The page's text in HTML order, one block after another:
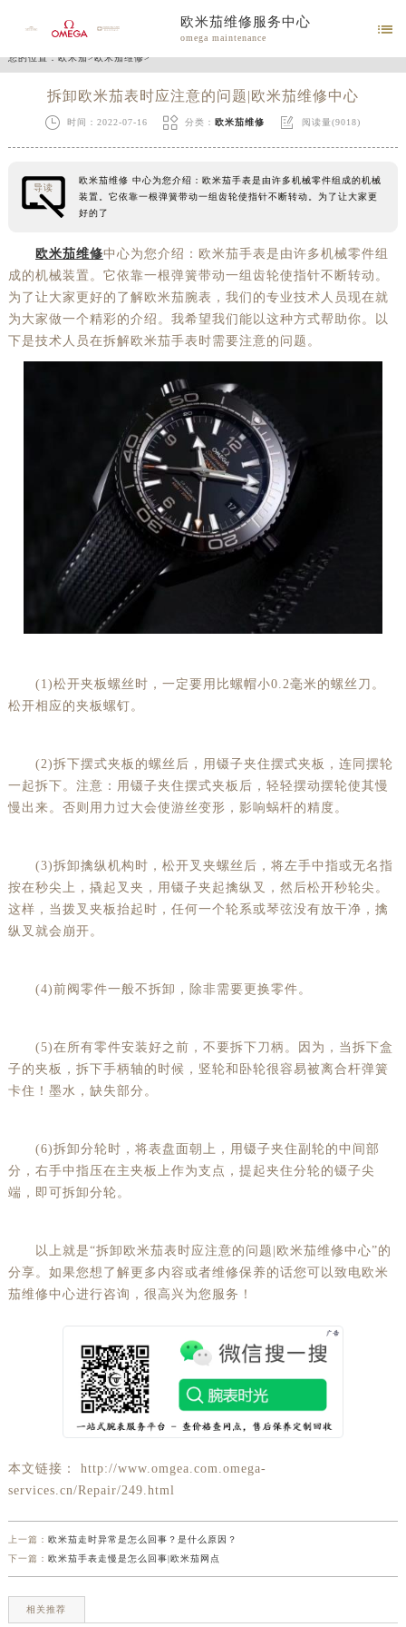
欧米茄维修服务中心
omega maintenance

您的位置：欧米茄>欧米茄维修>
拆卸欧米茄表时应注意的问题|欧米茄维修中心
 时间：2022-07-16  分类：欧米茄维修  阅读量(9018)
导读
欧米茄维修 中心为您介绍：欧米茄手表是由许多机械零件组成的机械
装置。它依靠一根弹簧带动一组齿轮使指针不断转动。为了让大家更
好的了
欧米茄维修中心为您介绍：欧米茄手表是由许多机械零件组
成的机械装置。它依靠一根弹簧带动一组齿轮使指针不断转动。
为了让大家更好的了解欧米茄腕表，我们的专业技术人员现在就
为大家做一个精彩的介绍。我希望我们能以这种方式帮助你。以
下是技术人员在拆解欧米茄手表时需要注意的问题。
(1)松开夹板螺丝时，一定要用比螺帽小0.2毫米的螺丝刀。
松开相应的夹板螺钉。
(2)拆下摆式夹板的螺丝后，用镊子夹住摆式夹板，连同摆轮
一起拆下。注意：用镊子夹住摆式夹板后，轻轻摆动摆轮使其慢
慢出来。否则用力过大会使游丝变形，影响蜗杆的精度。
(3)拆卸擒纵机构时，松开叉夹螺丝后，将左手中指或无名指
按在秒尖上，撬起叉夹，用镊子夹起擒纵叉，然后松开秒轮尖。
这样，当拨叉夹板抬起时，任何一个轮系或琴弦没有放干净，擒
纵叉就会崩开。
(4)前阀零件一般不拆卸，除非需要更换零件。
(5)在所有零件安装好之前，不要拆下刀柄。因为，当拆下盒
子的夹板，拆下手柄轴的时候，竖轮和卧轮很容易被离合杆弹簧
卡住！墨水，缺失部分。
(6)拆卸分轮时，将表盘面朝上，用镊子夹住副轮的中间部
分，右手中指压在主夹板上作为支点，提起夹住分轮的镊子尖
端，即可拆卸分轮。
以上就是“拆卸欧米茄表时应注意的问题|欧米茄维修中心”的
分享。如果您想了解更多内容或者维修保养的话您可以致电欧米
茄维修中心进行咨询，很高兴为您服务！
本文链接： http://www.omgea.com.omega-
services.cn/Repair/249.html
上一篇： 欧米茄走时异常是怎么回事？是什么原因？
下一篇： 欧米茄手表走慢是怎么回事|欧米茄网点
相关推荐